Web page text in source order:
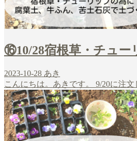
⑯10/28宿根草・チュー
2023-10-28 あき
こんにちは。あきです。 9/20に注